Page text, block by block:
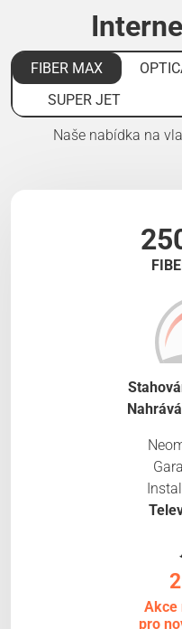
FIBER MAX
SUPER JET
Naše nabídka na
Akce
pro